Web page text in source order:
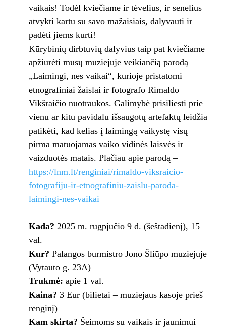
vaikais! Todėl kviečiame ir tėvelius, ir senelius
atvykti kartu su savo mažaisiais, dalyvauti ir
padėti jiems kurti!
Kūrybinių dirbtuvių dalyvius taip pat kviečiame
apžiūrėti mūsų muziejuje veikiančią parodą
„Laimingi, nes vaikai“, kurioje pristatomi
etnografiniai žaislai ir fotografo Rimaldo
Vikšraičio nuotraukos. Galimybė prisiliesti prie
vienu ar kitu pavidalu išsaugotų artefaktų leidžia
patikėti, kad kelias į laimingą vaikystę visų
pirma matuojamas vaiko vidinės laisvės ir
vaizduotės matais. Plačiau apie parodą –
https://lnm.lt/renginiai/rimaldo-viksraicio-
fotografiju-ir-etnografiniu-zaislu-paroda-
laimingi-nes-vaikai
Kada? 2025 m. rugpjūčio 9 d. (šeštadienį), 15
val.
Kur? Palangos burmistro Jono Šliūpo muziejuje
(Vytauto g. 23A)
Trukmė: apie 1 val.
Kaina? 3 Eur (bilietai – muziejaus kasoje prieš
renginį)
Kam skirta? Šeimoms su vaikais ir jaunimui